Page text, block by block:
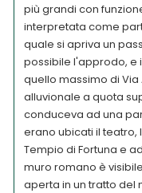
più grandi con
interpretata come
quale si apriva un
possibile l'approdo, e
quello massimo di
alluvionale a quota
conduceva ad una
erano ubicati il teatro,
Tempio di Fortuna e
muro romano è
aperta in un tratto del